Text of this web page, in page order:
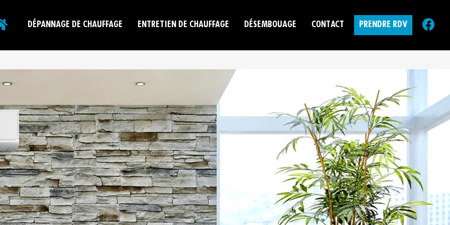
DÉPANNAGE DE CHAUFFAGE ENTRETIEN DE CHAUFFAGE DÉSEMBOUAGE CONTACT PRENDRE RDV